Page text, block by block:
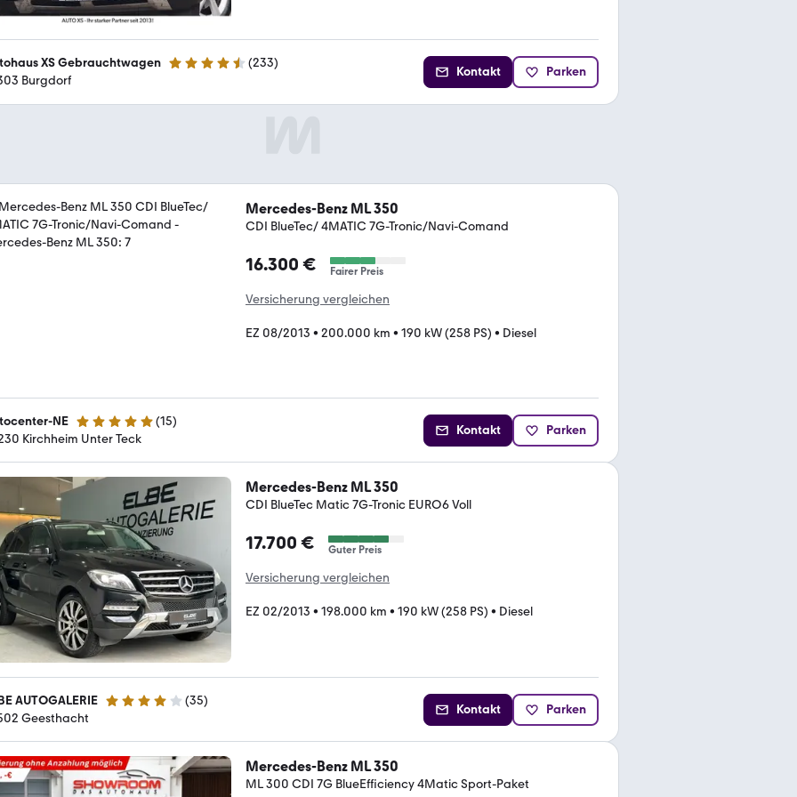
XS Gebrauchtwagen 4.6 Sterne (233)
Burgdorf
Kontakt Parken
Mercedes-Benz ML 350
CDI BlueTec/ 4MATIC 7G-Tronic/Navi-Comand
16.300 € Fairer Preis
Versicherung vergleichen
EZ 08/2013 • 200.000 km • 190 kW (258 PS) • Diesel
NE 5 Sterne (15)
Kirchheim Unter Teck
Kontakt Parken
Mercedes-Benz ML 350
CDI BlueTec Matic 7G-Tronic EURO6 Voll
17.700 € Guter Preis
Versicherung vergleichen
EZ 02/2013 • 198.000 km • 190 kW (258 PS) • Diesel
AUTOGALERIE 4.2 Sterne (35)
Geesthacht
Kontakt Parken
Mercedes-Benz ML 350
ML 300 CDI 7G BlueEfficiency 4Matic Sport-Paket